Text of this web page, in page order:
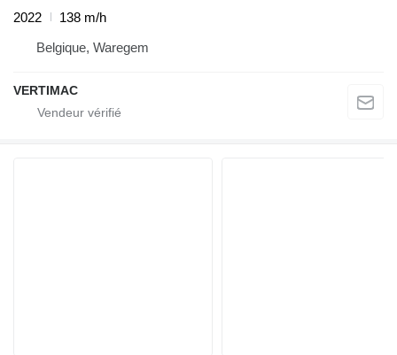
2022
138 m/h
Belgique, Waregem
VERTIMAC